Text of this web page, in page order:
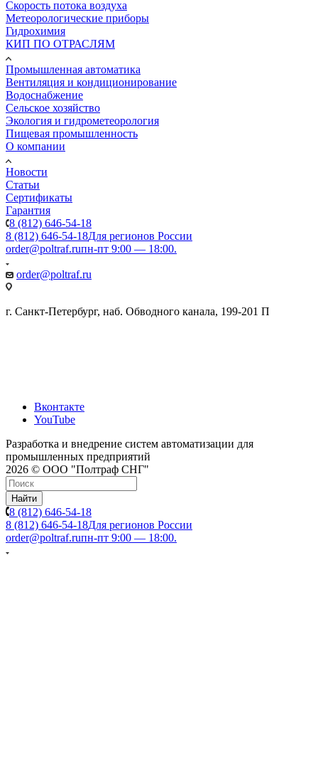
Скорость потока воздуха
Метеорологические приборы
Гидрохимия
КИП ПО ОТРАСЛЯМ
Промышленная автоматика
Вентиляция и кондиционирование
Водоснабжение
Сельское хозяйство
Экология и гидрометеорология
Пищевая промышленность
О компании
Новости
Статьи
Сертификаты
Гарантия
8 (812) 646-54-18
8 (812) 646-54-18Для регионов России
order@poltraf.ruпн-пт 9:00 — 18:00.
order@poltraf.ru
г. Санкт-Петербург, наб. Обводного канала, 199-201 П
Вконтакте
YouTube
Разработка и внедрение систем автоматизации для
промышленных предприятий
2026 © ООО "Полтраф СНГ"
Найти
8 (812) 646-54-18
8 (812) 646-54-18Для регионов России
order@poltraf.ruпн-пт 9:00 — 18:00.